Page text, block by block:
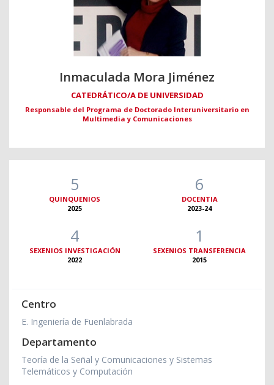
Inmaculada Mora Jiménez
CATEDRÁTICO/A DE UNIVERSIDAD
Responsable del Programa de Doctorado Interuniversitario en
Multimedia y Comunicaciones
5
QUINQUENIOS
2025
6
DOCENTIA
2023-24
4
SEXENIOS INVESTIGACIÓN
2022
1
SEXENIOS TRANSFERENCIA
2015
Centro
E. Ingeniería de Fuenlabrada
Departamento
Teoría de la Señal y Comunicaciones y Sistemas
Telemáticos y Computación